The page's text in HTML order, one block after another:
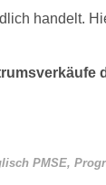
handelt.
PMSE,